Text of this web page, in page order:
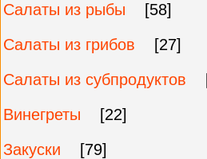
Салаты из рыбы
[58]
Салаты из грибов
[27]
Салаты из субпродуктов
Винегреты
[22]
Закуски
[79]